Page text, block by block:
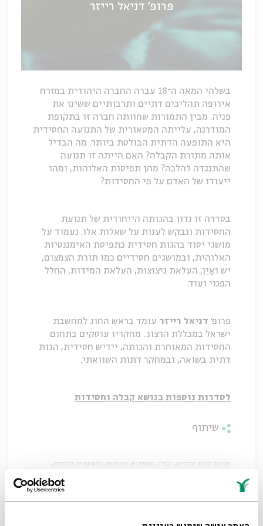
פרופ' דניאל רייזר
בשלהי המאה ה־18 עברה החברה היהודית במזרח
אירופה תהליכים דתיים ותרבותיים ששינו את
פניה. מבין התמורות שחוותה חברה זו בתקופת
המודרנה, עלייתה המטאורית של התנועה החסידית
היא התופעה הדתית הבולטת ביותר. מה הבדיל
אותה מתורת הקבלה? האם הייתה זו תנועה
שהתנגדה להלכה? מהן תפיסות האלוהות, ומהו
ייעודו של האדם על פי החסידות?
בסדרה זו נדון בהגותה הייחודית של תנועת
החסידות ונבקש לענות על שאלות אלו. נעמוד על
מושגי יסוד בהגות חסידית כתפיסת האימננטיות
האלוהית, ובמושגים חסידיים כמו תורת הצמצום,
יש ואַיִן, העלאת ניצוצות, העלאת המידות, החלל
הפנוי ועוד.
פרופ׳ דניאל רייזר עומד בראש החוג למחשבת
ישראל במכללת הרצוג. מחקריו עוסקים בתחום
החסידות המאוחרת והגותה, יידיש חסידית, הגות
דתית בשואה, ובמחקר דתות השוואתי.
לסדרות נוספות בנושא קבלה וחסידות
שיתוף
תגיות:הגות יהודית קבלה וחסידות חסידות
היסטוריה יהודית